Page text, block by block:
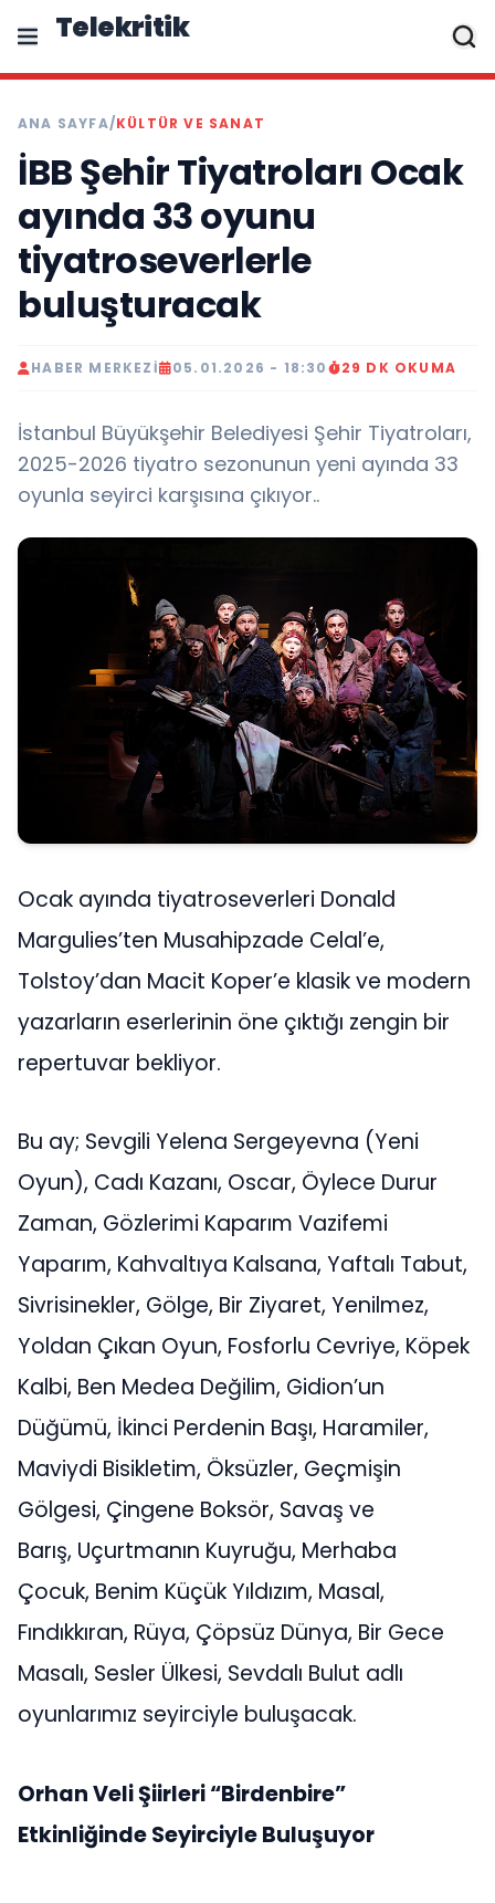
Telekritik
ANA SAYFA/KÜLTÜR VE SANAT
İBB Şehir Tiyatroları Ocak
ayında 33 oyunu
tiyatroseverlerle
buluşturacak
HABER MERKEZI 05.01.2026 - 18:30 29 DK OKUMA
İstanbul Büyükşehir Belediyesi Şehir Tiyatroları,
2025-2026 tiyatro sezonunun yeni ayında 33
oyunla seyirci karşısına çıkıyor..
Ocak ayında tiyatroseverleri Donald
Margulies’ten Musahipzade Celal’e,
Tolstoy’dan Macit Koper’e klasik ve modern
yazarların eserlerinin öne çıktığı zengin bir
repertuvar bekliyor.
Bu ay; Sevgili Yelena Sergeyevna (Yeni
Oyun), Cadı Kazanı, Oscar, Öylece Durur
Zaman, Gözlerimi Kaparım Vazifemi
Yaparım, Kahvaltıya Kalsana, Yaftalı Tabut,
Sivrisinekler, Gölge, Bir Ziyaret, Yenilmez,
Yoldan Çıkan Oyun, Fosforlu Cevriye, Köpek
Kalbi, Ben Medea Değilim, Gidion’un
Düğümü, İkinci Perdenin Başı, Haramiler,
Maviydi Bisikletim, Öksüzler, Geçmişin
Gölgesi, Çingene Boksör, Savaş ve
Barış, Uçurtmanın Kuyruğu, Merhaba
Çocuk, Benim Küçük Yıldızım, Masal,
Fındıkkıran, Rüya, Çöpsüz Dünya, Bir Gece
Masalı, Sesler Ülkesi, Sevdalı Bulut adlı
oyunlarımız seyirciyle buluşacak.
Orhan Veli Şiirleri “Birdenbire”
Etkinliğinde Seyirciyle Buluşuyor